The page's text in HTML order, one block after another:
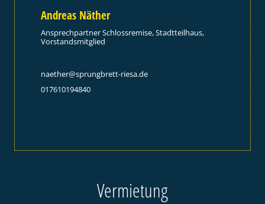
Andreas Näther
Ansprechpartner Schlossremise, Stadtteilhaus,
Vorstandsmitglied
naether@sprungbrett-riesa.de
017610194840
Vermietung